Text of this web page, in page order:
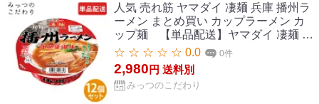
人気 売れ筋 ヤマダイ 凄麺 兵庫 播州ラ
ーメン まとめ買い カップラーメン カ
ップ麺 【単品配送】ヤマダイ 凄麺 兵
庫播州ラーメン 1ケース 123g／めん
60g ×12 まとめ買い ダース売り 人気
売れ筋 カップラーメン カップ麺 イン
スタント すごめん 全国 ご当地 兵庫 播
☆ ☆ ☆ ☆ ☆ 0.0 0件
2,980 円 送料別
みっつのこだわり